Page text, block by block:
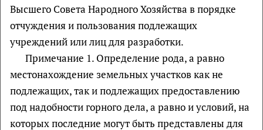
Высшего Совета Народного Хозяйства в порядке
отчуждения и пользования подлежащих
учреждений или лиц для разработки.
Примечание 1. Определение рода, а равно
местонахождение земельных участков как не
подлежащих, так и подлежащих предоставлению
под надобности горного дела, а равно и условий, на
которых последние могут быть представлены для